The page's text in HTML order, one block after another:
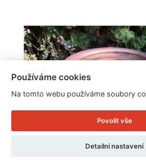
Používáme cookies
Na tomto webu používáme soubory
Povolit vše
Detailní nastavení